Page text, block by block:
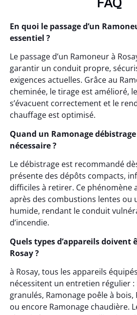
En quoi le passage d’un
essentiel ?
Le passage d’un Ramoneur à
garantir un conduit propre,
exigences actuelles. Grâce au
cheminée, le tirage est amélioré,
s’évacuent correctement et le
chauffage est optimisé.
Quand un Ramonage
nécessaire ?
Le débistrage est recommandé
présente des dépôts compacts,
difficiles à retirer. Ce phénomène
après des combustions lentes ou
humide, rendant le conduit
d’incendie.
Quels types d’appareils doivent
Rosay ?
à Rosay, tous les appareils
nécessitent un entretien régulier :
granulés, Ramonage poêle à
ou encore Ramonage chaudière.